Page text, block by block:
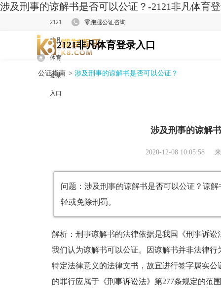
涉及刑事的谅解书是否可以公证？-2121非凡体育
2121
非凡
体育
登录
入口
零跑腿公证咨询
2121非凡体育登录入口
公证指南 > 涉及刑事的谅解书是否可以公证？
涉及刑事的谅解
2020-12-08 10:05:58
问题：涉及刑事的谅解书是否可以公证？谅
轻或免除刑罚。
解析：刑事谅解书的法律依据是我国《刑事诉
我们认为谅解书可以公证。因谅解书并非法律
特定法律意义的法律文书，故宜进行签字属实
的罪行应属于《刑事诉讼法》第277条规定的范